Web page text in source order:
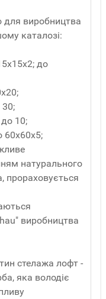
для виробництва
каталозі:
до
10;
60x60x5;
натурального
прораховується
виробництва
стелажа лофт -
яка володіє